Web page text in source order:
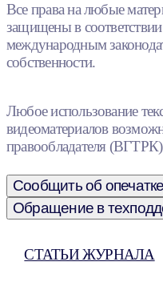
Все права на любые
защищены в
международным
собственности.
Любое использование
видеоматериалов
правообладателя
Сообщить об опечатке
Обращение в
СТАТЬИ ЖУРНАЛА